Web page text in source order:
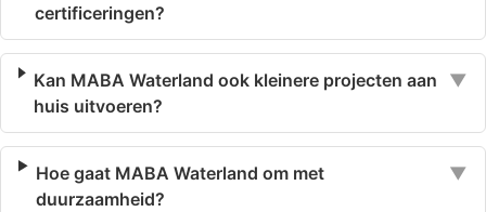
certificeringen?
Kan MABA Waterland ook kleinere projecten aan
huis uitvoeren?
▼
Hoe gaat MABA Waterland om met
duurzaamheid?
▼